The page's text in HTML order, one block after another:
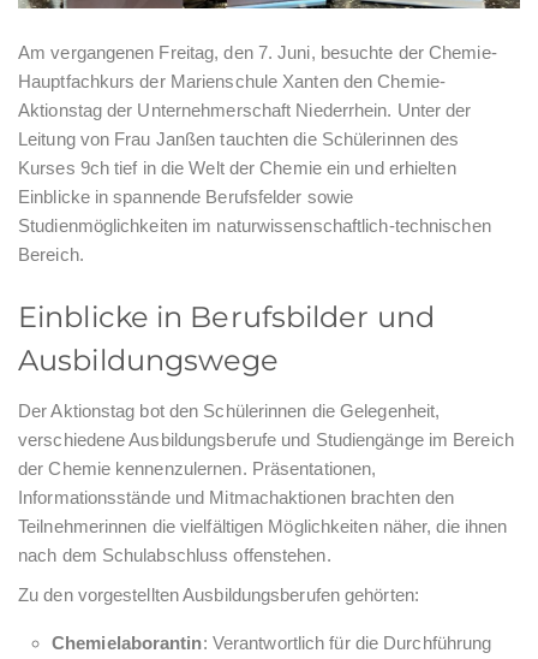
Am vergangenen Freitag, den 7. Juni, besuchte der Chemie-
Hauptfachkurs der Marienschule Xanten den Chemie-
Aktionstag der Unternehmerschaft Niederrhein. Unter der
Leitung von Frau Janßen tauchten die Schülerinnen des
Kurses 9ch tief in die Welt der Chemie ein und erhielten
Einblicke in spannende Berufsfelder sowie
Studienmöglichkeiten im naturwissenschaftlich-technischen
Bereich.
Einblicke in Berufsbilder und
Ausbildungswege
Der Aktionstag bot den Schülerinnen die Gelegenheit,
verschiedene Ausbildungsberufe und Studiengänge im Bereich
der Chemie kennenzulernen. Präsentationen,
Informationsstände und Mitmachaktionen brachten den
Teilnehmerinnen die vielfältigen Möglichkeiten näher, die ihnen
nach dem Schulabschluss offenstehen.
Zu den vorgestellten Ausbildungsberufen gehörten:
Chemielaborantin: Verantwortlich für die Durchführung